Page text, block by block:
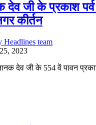
देव जी के प्रकाश
कीर्तन
Headlines team
2023
देव जी के 554 वें पावन